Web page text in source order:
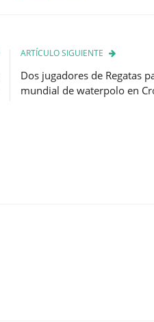
ARTÍCULO SIGUIENTE
Dos jugadores de Regatas
mundial de waterpolo en